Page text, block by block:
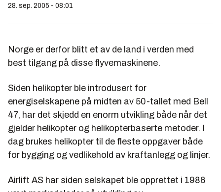
28. sep. 2005 - 08:01
Norge er derfor blitt et av de land i verden med
best tilgang på disse flyvemaskinene.
Siden helikopter ble introdusert for
energiselskapene på midten av 50-tallet med Bell
47, har det skjedd en enorm utvikling både når det
gjelder helikopter og helikopterbaserte metoder. I
dag brukes helikopter til de fleste oppgaver både
for bygging og vedlikehold av kraftanlegg og linjer.
Airlift AS har siden selskapet ble opprettet i 1986